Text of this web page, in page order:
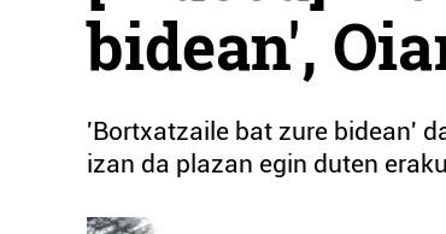
bidean',
'Bortxatzaile bat zure bidean'
izan da plazan egin duten